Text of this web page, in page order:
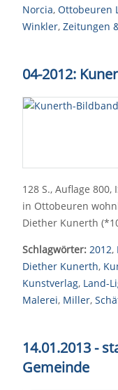
Norcia, Ottobeuren
Winkler, Zeitungen
04-2012:
128 S., Auflage 800,
in Ottobeuren
Diether Kunerth
Schlagwörter: 2012,
Diether Kunerth,
Kunstverlag, Land-
Malerei, Miller,
14.01.2013 -
Gemeinde